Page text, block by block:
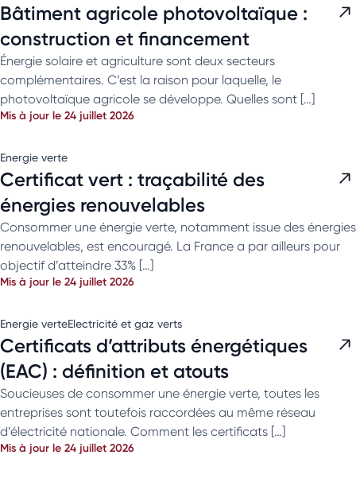
Bâtiment agricole photovoltaïque :
construction et financement
Énergie solaire et agriculture sont deux secteurs
complémentaires. C’est la raison pour laquelle, le
photovoltaïque agricole se développe. Quelles sont […]
Mis à jour le 24 juillet 2026
Energie verte
Certificat vert : traçabilité des
énergies renouvelables
Consommer une énergie verte, notamment issue des énergies
renouvelables, est encouragé. La France a par ailleurs pour
objectif d’atteindre 33% […]
Mis à jour le 24 juillet 2026
Energie verteElectricité et gaz verts
Certificats d’attributs énergétiques
(EAC) : définition et atouts
Soucieuses de consommer une énergie verte, toutes les
entreprises sont toutefois raccordées au même réseau
d’électricité nationale. Comment les certificats […]
Mis à jour le 24 juillet 2026